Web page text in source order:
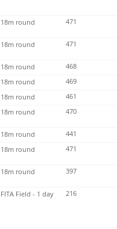
18m round 471
18m round 471
18m round
468
18m round
469
18m round
461
18m round 470
18m round
441
18m round 471
18m round 397
FITA Field - 1 day 216